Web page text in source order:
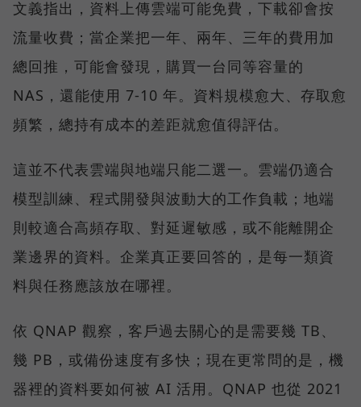
文義指出，資料上傳雲端可能免費，下載卻會按
流量收費；當企業把一年、兩年、三年的費用加
總回推，可能會發現，購買一台同等容量的
NAS，還能使用 7-10 年。資料規模愈大、存取愈
頻繁，總持有成本的差距就愈值得評估。
這並不代表雲端與地端只能二選一。雲端仍適合
模型訓練、程式開發與波動大的工作負載；地端
則較適合高頻存取、對延遲敏感，或不能離開企
業邊界的資料。企業真正要回答的，是每一類資
料與任務應該放在哪裡。
依 QNAP 觀察，客戶過去關心的是需要幾 TB、
幾 PB，或備份速度有多快；現在更常問的是，機
器裡的資料要如何被 AI 活用。QNAP 也從 2021